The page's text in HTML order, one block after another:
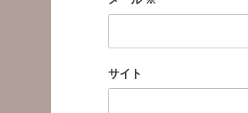
サイト